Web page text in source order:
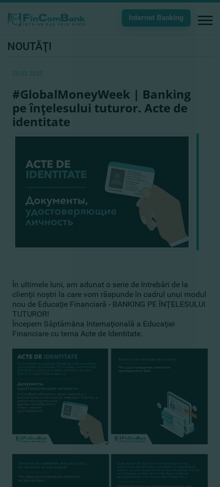
Internet Banking
NOUTĂŢI
20.03.2023
#GlobalMoneyWeek | Banking
pe înţelesului tuturor. Acte de
identitate
În ultimele luni, am adunat o serie de întrebări de la
clienţii noştri la care vom răspunde în cadrul unui modul
nou de Educaţie Financiară - BANKING PE ÎNŢELESULUI
TUTUROR!
Începem Săptămâna Internaţională a Educaţiei
Financiare cu tema Acte de Identitate.